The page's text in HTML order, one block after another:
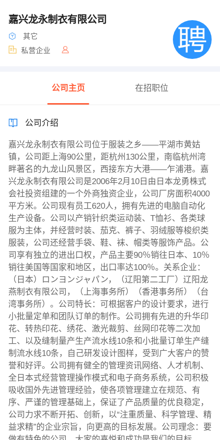
嘉兴龙永制衣有限公司
其它
私营企业
公司主页 在招职位
公司介绍
嘉兴龙永制衣有限公司位于服装之乡——平湖市黄姑
镇，公司距上海90公里，距杭州130公里，南临杭州湾
畔著名的九龙山风景区，西接东方大港——乍浦港。嘉
兴龙永制衣有限公司是2006年2月10日由日本龙勇株式
会社投资组建的一个外商独资企业，公司厂房面积4000
平方米。公司现有员工620人，拥有先进的电脑自动化
生产设备。公司以产销针织类运动装、T恤衫、各类球
服为主体，并经营时装、茄克、裤子、羽绒服等梭织类
服装，公司还经营手袋、鞋、袜、帽类等服饰产品。公
司享有独立的进出口权，产品主要90％销往日本、10％
销往美国等国家和地区，出口率达100％。关系企业：
（日本）ロンヨンジャパン，（辽阳第二工厂）辽阳龙
燕制衣有限公司，（上海事务所）（香港事务所）（台
湾事务所）。公司特长：可根据客户的设计要求，进行
小批量定单和团队订单的制作。公司拥有先进的升华印
花、转热印花、绣花、激光裁剪、丝网印花等二次加
工、以及缝制量产生产流水线10条和小批量订单生产缝
制流水线10条，自己研发设计图样，受到广大客户的赞
誉和好评。公司拥有健全的管理资讯网络、人才机制、
全日本式经营管理操作模式和电子商务系统，公司积极
吸收国外先进管理经验，使各项管理建立在规范、有
序、严谨的管理基础上，保证了产品质量的优良稳定，
公司力求不断开拓、创新，以“注重质量、科学管理、精
益求精”的企业宗旨，向更高的目标发展。公司理念：要